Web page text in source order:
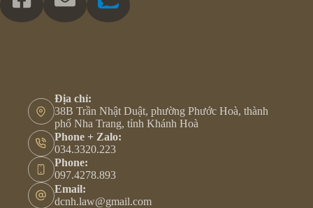
Địa chỉ:
38B Trần Nhật Duật, phường Phước Hoà, thành
phố Nha Trang, tỉnh Khánh Hoà
Phone + Zalo:
034.3320.223
Phone:
097.4278.893
Email:
dcnh.law@gmail.com